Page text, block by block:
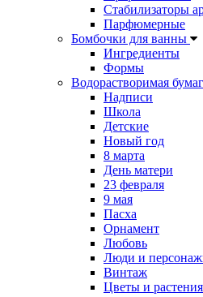
Стабилизаторы
Парфюмерные
Бомбочки для ванны
Ингредиенты
Формы
Водорастворимая
Надписи
Школа
Детские
Новый год
8 марта
День матери
23 февраля
9 мая
Пасха
Орнамент
Любовь
Люди и
Винтаж
Цветы и растения